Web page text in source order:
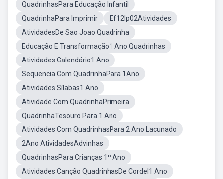
QuadrinhasPara Educação Infantil
QuadrinhaPara Imprimir
Ef12lp02Atividades
AtividadesDe Sao Joao Quadrinha
Educação E Transformação1 Ano Quadrinhas
Atividades Calendário1 Ano
Sequencia Com QuadrinhaPara 1Ano
Atividades Sílabas1 Ano
Atividade Com QuadrinhaPrimeira
QuadrinhaTesouro Para 1 Ano
Atividades Com QuadrinhasPara 2 Ano Lacunado
2Ano AtividadesAdvinhas
QuadrinhasPara Crianças 1º Ano
Atividades Canção QuadrinhasDe Cordel1 Ano